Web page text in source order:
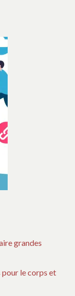
grandes
pour le corps et